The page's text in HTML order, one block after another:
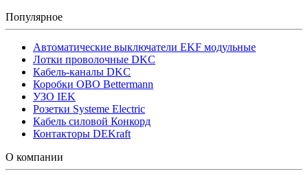
Популярное
Автоматические выключатели EKF модульные
Лотки проволочные DKC
Кабель-каналы DKC
Коробки OBO Bettermann
УЗО IEK
Розетки Systeme Electric
Кабель силовой Конкорд
Контакторы DEKraft
О компании